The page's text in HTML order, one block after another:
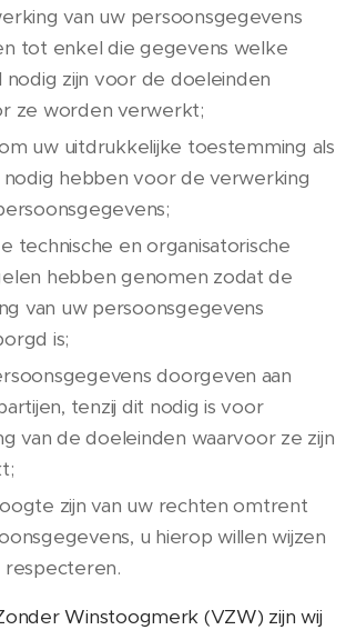
van uw persoonsgegevens
tot enkel die gegevens welke
nodig zijn voor de doeleinden
ze worden verwerkt;
uw uitdrukkelijke toestemming als
nodig hebben voor de verwerking
technische en organisatorische
hebben genomen zodat de
van uw persoonsgegevens
is;
doorgeven aan
tenzij dit nodig is voor
van de doeleinden waarvoor ze zijn
zijn van uw rechten omtrent
u hierop willen wijzen
respecteren.
Winstoogmerk (VZW) zijn wij